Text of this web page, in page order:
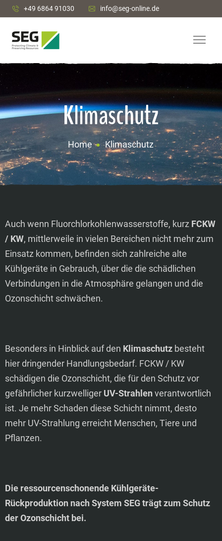
+49 6864 91030 info@seg-online.de
Klimaschutz
Home Klimaschutz
Auch wenn Fluorchlorkohlenwasserstoffe, kurz FCKW
/ KW, mittlerweile in vielen Bereichen nicht mehr zum
Einsatz kommen, befinden sich zahlreiche alte
Kühlgeräte in Gebrauch, über die die schädlichen
Verbindungen in die Atmosphäre gelangen und die
Ozonschicht schwächen.
Besonders in Hinblick auf den Klimaschutz besteht
hier dringender Handlungsbedarf. FCKW / KW
schädigen die Ozonschicht, die für den Schutz vor
gefährlicher kurzwelliger UV-Strahlen verantwortlich
ist. Je mehr Schaden diese Schicht nimmt, desto
mehr UV-Strahlung erreicht Menschen, Tiere und
Pflanzen.
Die ressourcenschonende Kühlgeräte-
Rückproduktion nach System SEG trägt zum Schutz
der Ozonschicht bei.